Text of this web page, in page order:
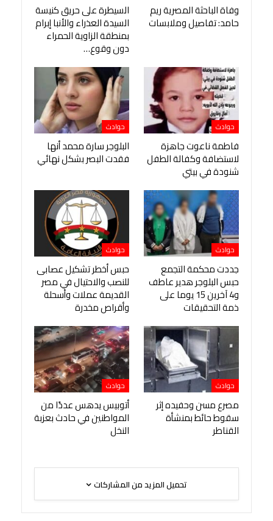
وفاة الباحثة المصرية ريم
حامد: تفاصيل وملابسات
السيطرة على حريق كنيسة
السيدة العذراء والأنبا إبرام
بمنطقة الزاوية الحمراء
دون وقوع…
حوادث
فاطمة ناعوت جاهزة
لاستضافة وكفالة الطفل
شنودة في بيتي
حوادث
البلوجر سارة محمد أنها
فقدت البصر بشكل نهائي
حوادث
جددت محكمة التجمع
حبس البلوجر هدير عاطف
و4 آخرين 15 يوما على
ذمة التحقيقات
حوادث
حبس أخطر تشكيل عصابى
للنصب والاحتيال في مصر
القديمة عملات وأسحلة
وأقراص مخدرة
حوادث
مصرع مسن وحفيده إثر
سقوط حائط بمنشأة
القناطر
حوادث
أتوبيس يدهس عددًا من
المواطنين في حادث بعزبة
النخل
تحميل المزيد من المشاركات